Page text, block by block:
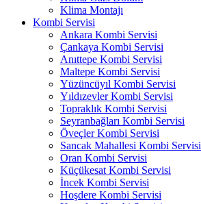
Klima Montajı
Kombi Servisi
Ankara Kombi Servisi
Çankaya Kombi Servisi
Anıttepe Kombi Servisi
Maltepe Kombi Servisi
Yüzüncüyıl Kombi Servisi
Yıldızevler Kombi Servisi
Topraklık Kombi Servisi
Seyranbağları Kombi Servisi
Öveçler Kombi Servisi
Sancak Mahallesi Kombi Servisi
Oran Kombi Servisi
Küçükesat Kombi Servisi
İncek Kombi Servisi
Hoşdere Kombi Servisi